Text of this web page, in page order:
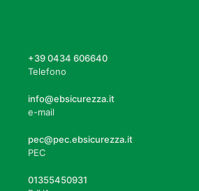
+39 0434 606640
Telefono
info@ebsicurezza.it
e-mail
pec@pec.ebsicurezza.it
PEC
01355450931